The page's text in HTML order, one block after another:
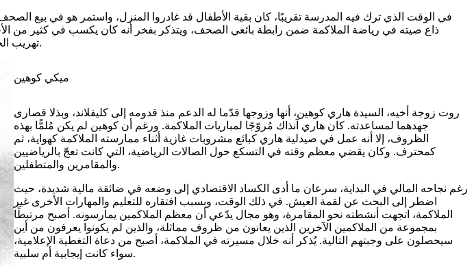
في الوقت الذي ترك فيه المدرسة تقريبًا، كان بقية الأطفال قد غادروا المنزل، واستمر هو في بيع
ذاع صيته في رياضة الملاكمة ضمن رابطة بائعي الصحف، ويتذكر بفخر أنه كان يكسب في كثير من
تهريب الخمور. وذكر كوهين أنه انتقل إلى كليفلاند من خلال رابطة بائعي الصحف، حيث واصل ممارسة الملاكمة.
ميكي كوهين
روت زوجة أخيه، السيدة هاري كوهين، أنها وزوجها قدّما له الدعم منذ قدومه إلى كليفلاند، وبذلا قصارى
جهدهما لمساعدته. كان هاري آنذاك مُروّجًا لمباريات الملاكمة. ورغم أن كوهين لم يكن مُلمًّا بهذه
الظروف، إلا أنه عمل في صيدلية هاري كبائع مشروبات غازية أثناء ممارسته الملاكمة كهواية، ثم
كمحترف. وكان يقضي معظم وقته في التسكع حول الصالات الرياضية، التي كانت تعجّ بالرياضيين
والمقامرين والمتطفلين.
رغم نجاحه المالي في البداية، سرعان ما أدى الكساد الاقتصادي إلى وضعه في ضائقة مالية شديدة، حيث
اضطر إلى البحث عن لقمة العيش. في ذلك الوقت، وبسبب افتقاره للتعليم والمهارات الأخرى غير
الملاكمة، اتجهت أنشطته نحو المقامرة، وهو مجال يدّعي أن معظم الملاكمين يمارسونه. أصبح مرتبطًا
بمجموعة من الملاكمين الآخرين الذين يعانون من ظروف مماثلة، والذين لم يكونوا يعرفون من أين
سيحصلون على وجبتهم التالية. يُذكر أنه خلال مسيرته في الملاكمة، أصبح من دعاة التغطية الإعلامية،
سواء كانت إيجابية أم سلبية.